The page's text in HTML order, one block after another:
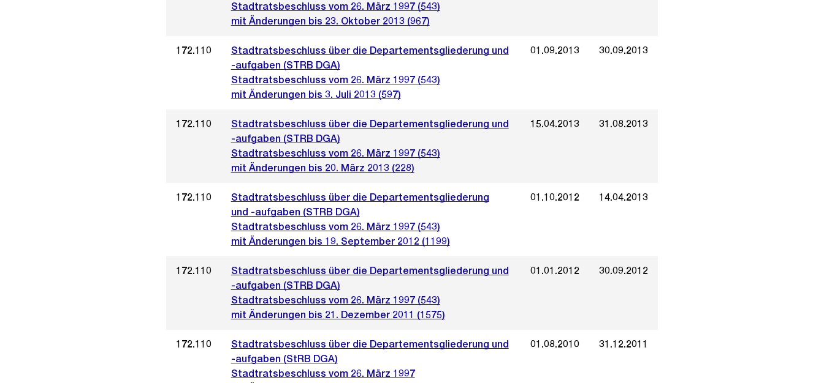
Stadtratsbeschluss vom 26. März 1997 (543)
mit Änderungen bis 23. Oktober 2013 (967)
172.110
Stadtratsbeschluss über die Departementsgliederung und
-aufgaben (STRB DGA)
Stadtratsbeschluss vom 26. März 1997 (543)
mit Änderungen bis 3. Juli 2013 (597)
01.09.2013 30.09.2013
172.110
Stadtratsbeschluss über die Departementsgliederung und
-aufgaben (STRB DGA)
Stadtratsbeschluss vom 26. März 1997 (543)
mit Änderungen bis 20. März 2013 (228)
15.04.2013 31.08.2013
172.110
Stadtratsbeschluss über die Departementsgliederung
und -aufgaben (STRB DGA)
Stadtratsbeschluss vom 26. März 1997 (543)
mit Änderungen bis 19. September 2012 (1199)
01.10.2012 14.04.2013
172.110
Stadtratsbeschluss über die Departementsgliederung und
-aufgaben (STRB DGA)
Stadtratsbeschluss vom 26. März 1997 (543)
mit Änderungen bis 21. Dezember 2011 (1575)
01.01.2012 30.09.2012
172.110
Stadtratsbeschluss über die Departementsgliederung und
-aufgaben (StRB DGA)
Stadtratsbeschluss vom 26. März 1997
01.08.2010 31.12.2011